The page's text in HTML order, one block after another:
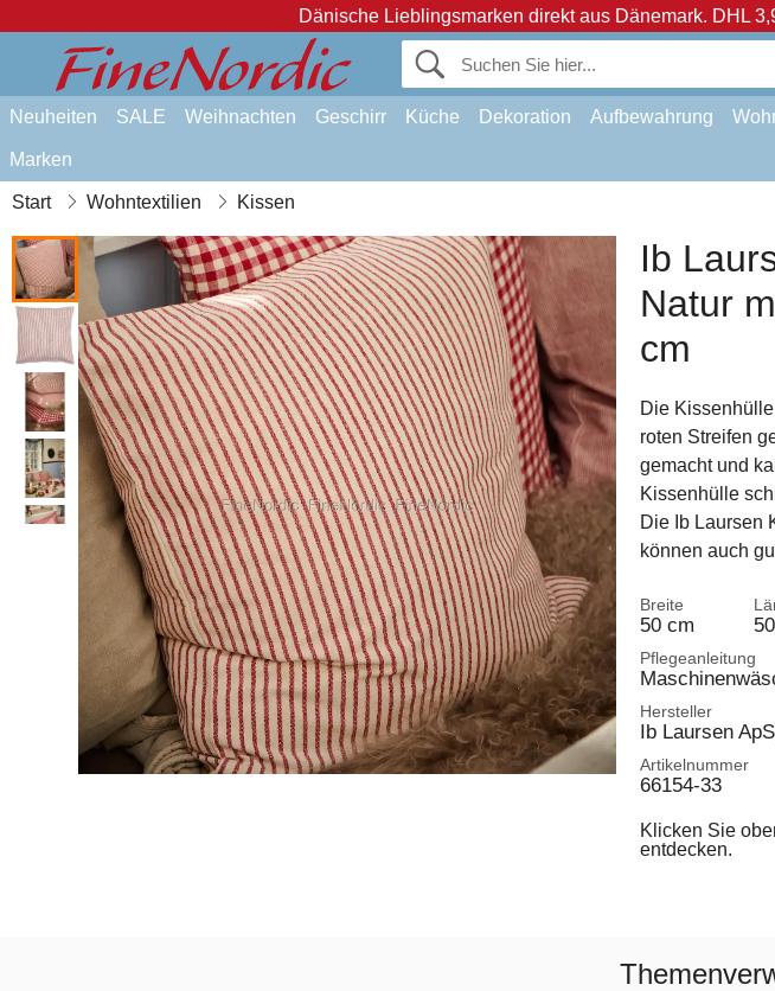
Dänische Lieblingsmarken direkt aus Dänemark. DHL
Neuheiten SALE Weihnachten Geschirr Küche Dekoration Aufbewahrung
Marken
Start Wohntextilien Kissen
Ib
Natur
cm
Die
roten Streifen
gemacht und
Kissenhülle
Die Ib Laursen
können auch
Breite
50 cm
Pflegeanleitung
Hersteller
Ib Laursen
Artikelnummer
66154-33
Klicken Sie
entdecken.